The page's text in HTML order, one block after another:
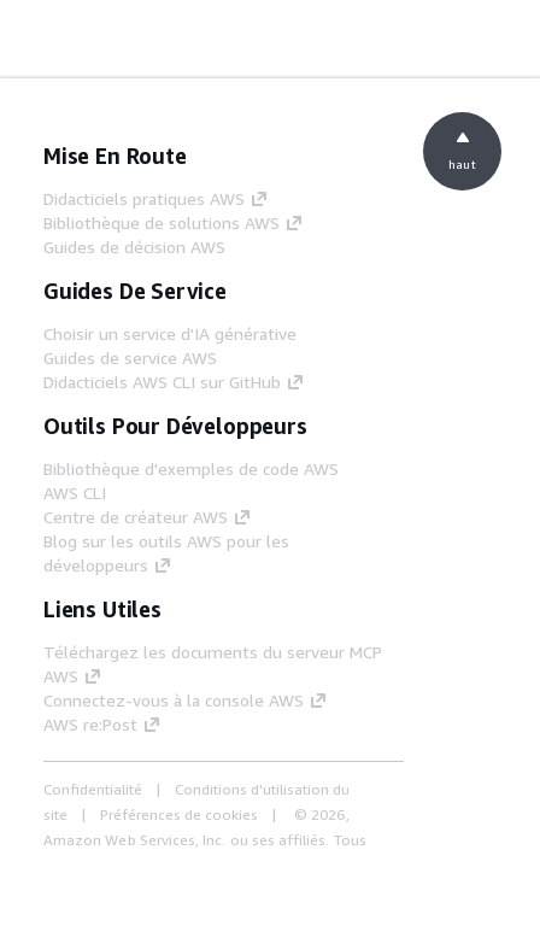
Mise En Route
Didacticiels pratiques AWS
Bibliothèque de solutions AWS
Guides de décision AWS
Guides De Service
Choisir un service d'IA générative
Guides de service AWS
Didacticiels AWS CLI sur GitHub
Outils Pour Développeurs
Bibliothèque d'exemples de code AWS
AWS CLI
Centre de créateur AWS
Blog sur les outils AWS pour les
développeurs
Liens Utiles
Téléchargez les documents du serveur MCP
AWS
Connectez-vous à la console AWS
AWS re:Post
Confidentialité
Conditions d'utilisation du
site
Préférences de cookies
© 2026,
Amazon Web Services, Inc. ou ses affiliés. Tous
haut